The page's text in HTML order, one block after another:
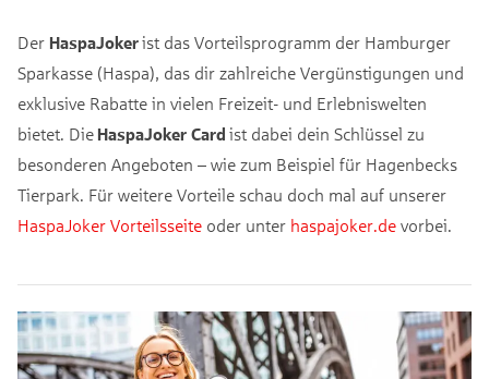
Der HaspaJokerist das Vorteilsprogramm der Hamburger
Sparkasse (Haspa), das dir zahlreiche Vergünstigungen und
exklusive Rabatte in vielen Freizeit- und Erlebniswelten
bietet. Die HaspaJoker Card ist dabei dein Schlüssel zu
besonderen Angeboten – wie zum Beispiel für Hagenbecks
Tierpark. Für weitere Vorteile schau doch mal auf unserer
HaspaJoker Vorteilsseite oder unter haspajoker.de vorbei.